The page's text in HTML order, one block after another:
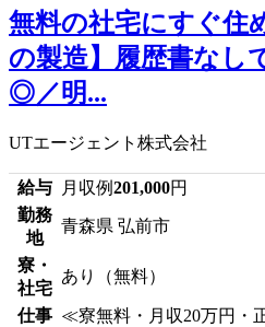
無料の社宅にすぐ住
の製造】履歴書なし
◎／明...
UTエージェント株式会社
給与 月収例201,000円
勤務
地
青森県 弘前市
寮・
社宅
あり（無料）
仕事 ≪寮無料・月収20万円・